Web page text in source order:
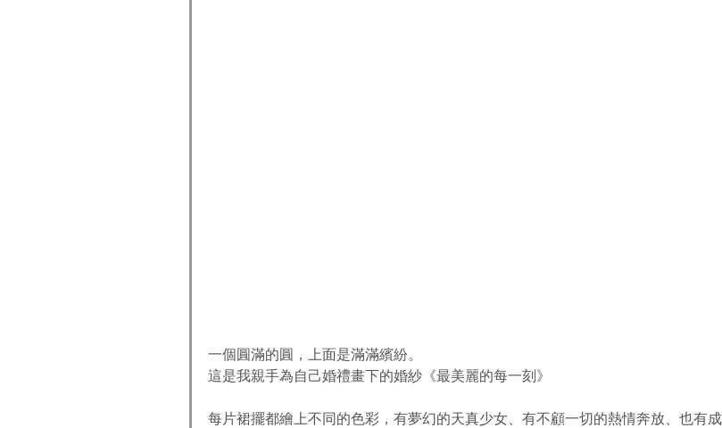
一個圓滿的圓，上面是滿滿繽紛。
這是我親手為自己婚禮畫下的婚紗《最美麗的每一刻》
每片裙擺都繪上不同的色彩，有夢幻的天真少女、有不顧一切的熱情奔放、也有